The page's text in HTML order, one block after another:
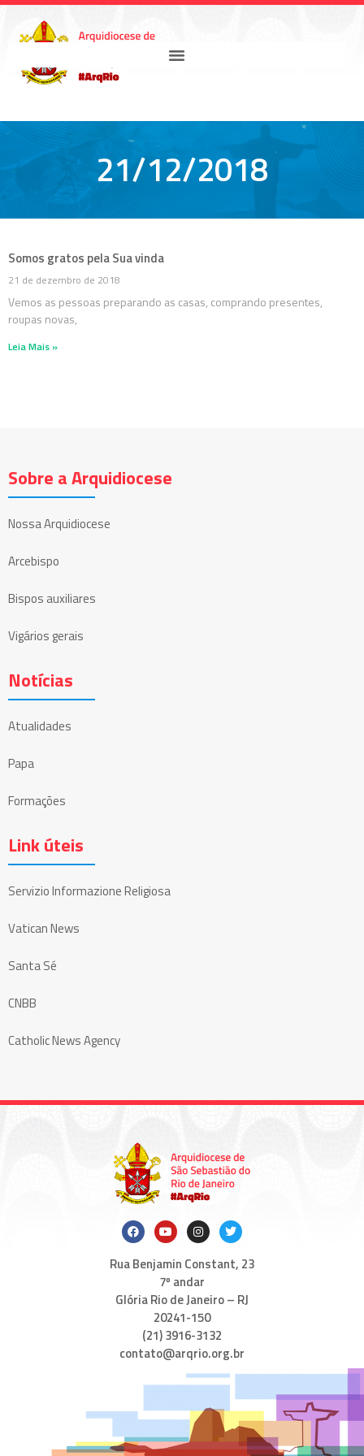
21/12/2018
Somos gratos pela Sua vinda
21 de dezembro de 2018
Vemos as pessoas preparando as casas, comprando presentes,
roupas novas,
Leia Mais »
Sobre a Arquidiocese
Nossa Arquidiocese
Arcebispo
Bispos auxiliares
Vigários gerais
Notícias
Atualidades
Papa
Formações
Link úteis
Servizio Informazione Religiosa
Vatican News
Santa Sé
CNBB
Catholic News Agency
Rua Benjamin Constant, 23
7º andar
Glória Rio de Janeiro – RJ
20241-150
(21) 3916-3132
contato@arqrio.org.br